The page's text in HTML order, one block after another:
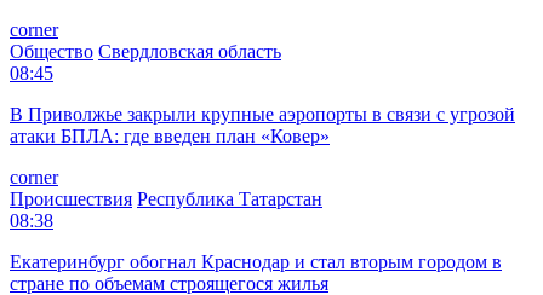
corner
Общество Свердловская область
08:45
В Приволжье закрыли крупные аэропорты в связи с угрозой
атаки БПЛА: где введен план «Ковер»
corner
Происшествия Республика Татарстан
08:38
Екатеринбург обогнал Краснодар и стал вторым городом в
стране по объемам строящегося жилья